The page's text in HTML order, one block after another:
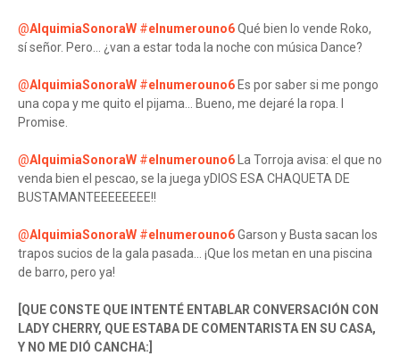
@AlquimiaSonoraW #elnumerouno6Qué bien lo vende Roko,
sí señor. Pero... ¿van a estar toda la noche con música Dance?
@AlquimiaSonoraW #elnumerouno6 Es por saber si me pongo
una copa y me quito el pijama... Bueno, me dejaré la ropa. I
Promise.
@AlquimiaSonoraW #elnumerouno6 La Torroja avisa: el que no
venda bien el pescao, se la juega yDIOS ESA CHAQUETA DE
BUSTAMANTEEEEEEEE!!
@AlquimiaSonoraW #elnumerouno6Garson y Busta sacan los
trapos sucios de la gala pasada... ¡Que los metan en una piscina
de barro, pero ya!
[QUE CONSTE QUE INTENTÉ ENTABLAR CONVERSACIÓN CON
LADY CHERRY, QUE ESTABA DE COMENTARISTA EN SU CASA,
Y NO ME DIÓ CANCHA:]